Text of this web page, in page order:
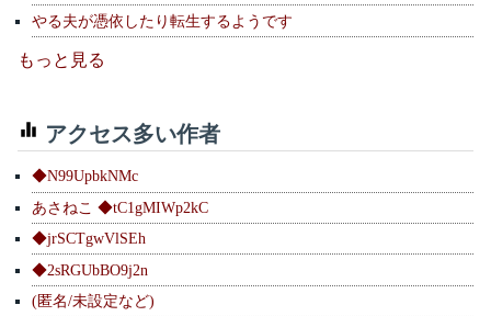
やる夫が憑依したり転生するようです
もっと見る
アクセス多い作者
◆N99UpbkNMc
あさねこ ◆tC1gMIWp2kC
◆jrSCTgwVlSEh
◆2sRGUbBO9j2n
(匿名/未設定など)